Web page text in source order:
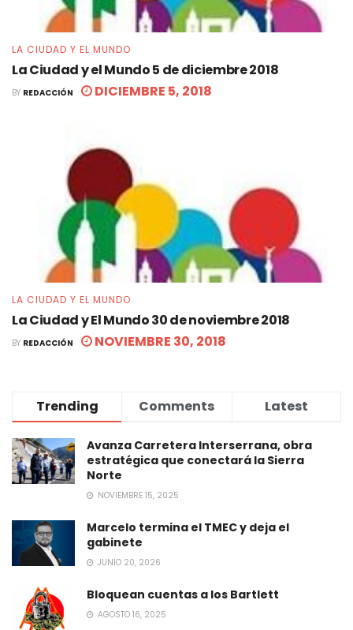
LA CIUDAD Y EL MUNDO
La Ciudad y el Mundo 5 de diciembre 2018
BY REDACCIÓN DICIEMBRE 5, 2018
LA CIUDAD Y EL MUNDO
La Ciudad y El Mundo 30 de noviembre 2018
BY REDACCIÓN NOVIEMBRE 30, 2018
Trending Comments Latest
Avanza Carretera Interserrana, obra
estratégica que conectará la Sierra
Norte
NOVIEMBRE 15, 2025
Marcelo termina el TMEC y deja el
gabinete
JUNIO 20, 2026
Bloquean cuentas a los Bartlett
AGOSTO 16, 2025